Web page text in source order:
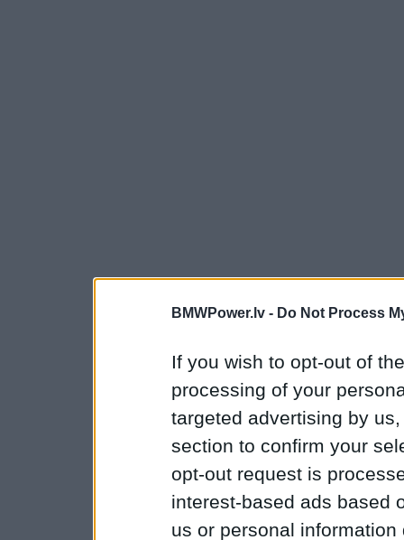
BMWPower.lv - Do Not Process
If you wish to opt-out of
processing of your
targeted advertising by
section to confirm your
opt-out request is
interest-based ads based
us or personal